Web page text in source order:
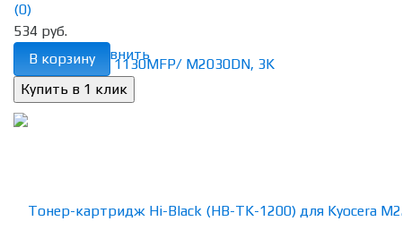
избранное сравнить
(0)
534 руб.
В корзину